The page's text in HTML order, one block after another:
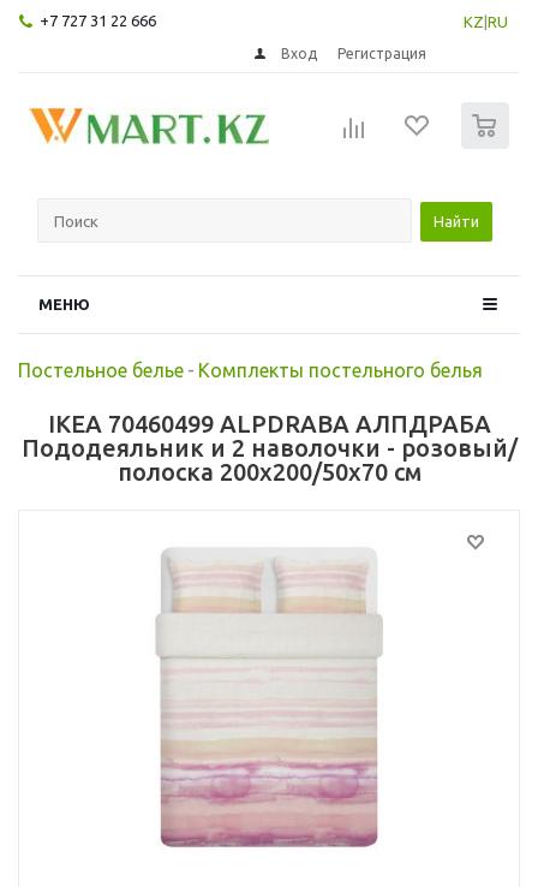
+7 727 31 22 666 KZ RU
Вход Регистрация
Найти
МЕНЮ
Постельное белье - Комплекты постельного белья
IKEA 70460499 ALPDRABA АЛПДРАБА
Пододеяльник и 2 наволочки - розовый/
полоска 200x200/50x70 см